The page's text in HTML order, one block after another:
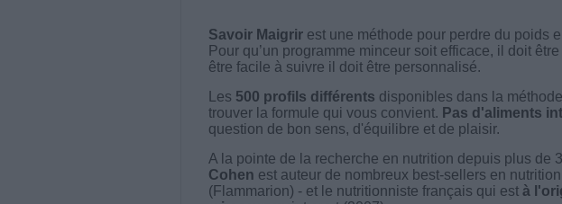
Savoir Maigrirest une méthode pour perdre du poids
Pour qu’un programme minceur soit efficace, il doit
être facile à suivre il doit être personnalisé.
Les 500 profils différents disponibles dans la
trouver la formule qui vous convient. Pas d'aliments
question de bon sens, d'équilibre et de plaisir.
A la pointe de la recherche en nutrition depuis plus de
Cohen est auteur de nombreux best-sellers en
(Flammarion) - et le nutritionniste français qui est à